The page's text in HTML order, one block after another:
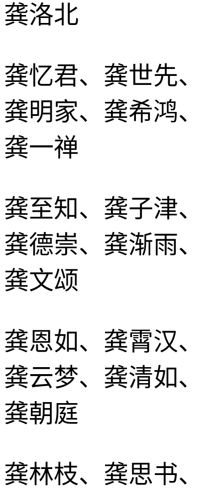
龚洛北
龚忆君、龚世先、
龚明家、龚希鸿、
龚一禅
龚至知、龚子津、
龚德崇、龚渐雨、
龚文颂
龚恩如、龚霄汉、
龚云梦、龚清如、
龚朝庭
龚林枝、龚思书、